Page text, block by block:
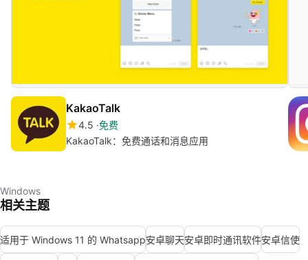
KakaoTalk
4.5 免费
KakaoTalk：免费通话和消息应用
Windows
相关主题
适用于 Windows 11 的 Whatsapp安卓聊天安卓即时通讯软件安卓信使